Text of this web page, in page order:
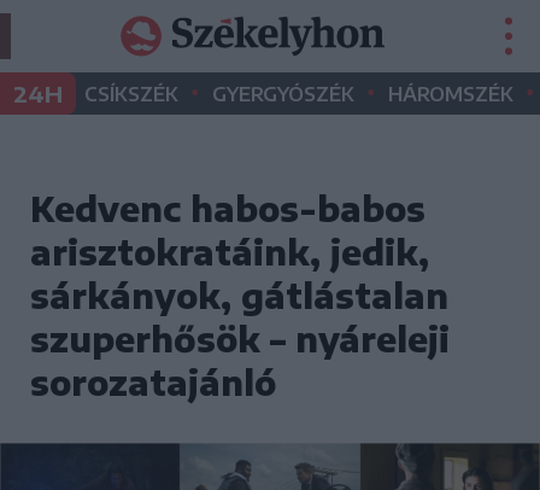
24H CSÍKSZÉK • GYERGYÓSZÉK • HÁROMSZÉK •
Kedvenc habos-babos
arisztokratáink, jedik,
sárkányok, gátlástalan
szuperhősök – nyáreleji
sorozatajánló